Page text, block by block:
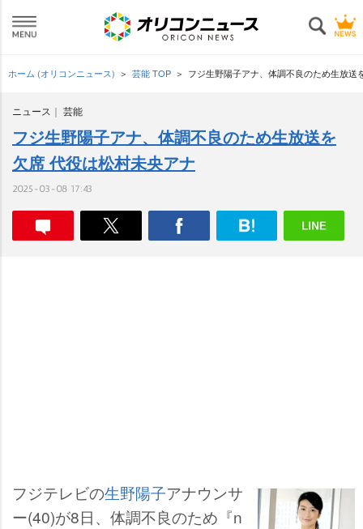
ホーム (オリコンニュース) 芸能 TOP フジ生野陽子アナ、体調不良のため生放送
ニュース 芸能
フジ生野陽子アナ、体調不良のため生放送を
欠席 代役は松村未央アナ
2025-03-08 17:43
フジテレビの生野陽子アナウンサ
ー(40)が8日、体調不良のため『n